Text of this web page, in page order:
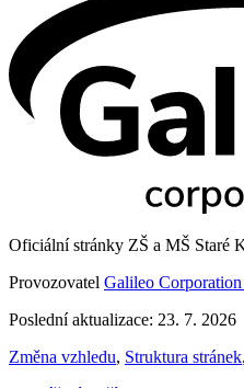
Oficiální stránky ZŠ a MŠ Staré
Provozovatel Galileo Corporation
Poslední aktualizace: 23. 7. 2026
Změna vzhledu, Struktura stránek,